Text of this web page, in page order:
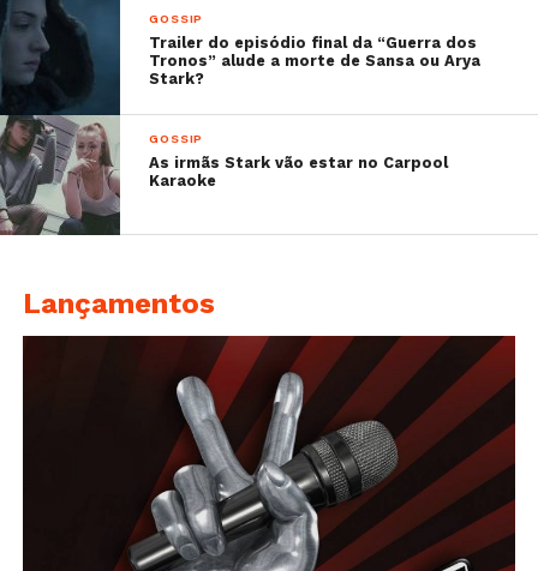
GOSSIP
Trailer do episódio final da “Guerra dos
Tronos” alude a morte de Sansa ou Arya
Stark?
GOSSIP
As irmãs Stark vão estar no Carpool
Karaoke
Lançamentos